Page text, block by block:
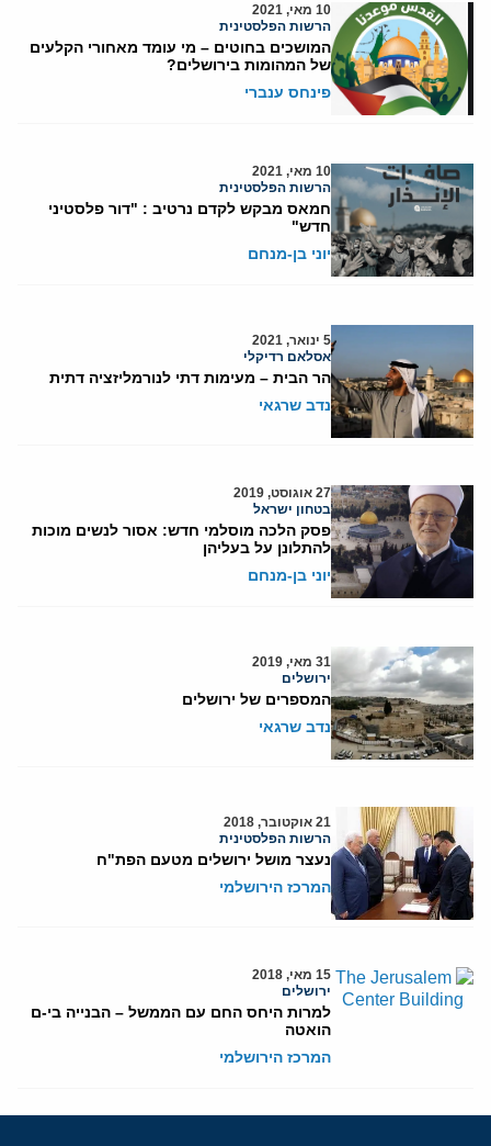
10 מאי, 2021
הרשות הפלסטינית
המושכים בחוטים – מי עומד מאחורי הקלעים
של המהומות בירושלים?
פינחס ענברי
10 מאי, 2021
הרשות הפלסטינית
חמאס מבקש לקדם נרטיב : "דור פלסטיני
חדש"
יוני בן-מנחם
5 ינואר, 2021
אסלאם רדיקלי
הר הבית – מעימות דתי לנורמליזציה דתית
נדב שרגאי
27 אוגוסט, 2019
בטחון ישראל
פסק הלכה מוסלמי חדש: אסור לנשים מוכות
להתלונן על בעליהן
יוני בן-מנחם
31 מאי, 2019
ירושלים
המספרים של ירושלים
נדב שרגאי
21 אוקטובר, 2018
הרשות הפלסטינית
נעצר מושל ירושלים מטעם הפת"ח
המרכז הירושלמי
15 מאי, 2018
ירושלים
למרות היחס החם עם הממשל – הבנייה בי-ם
הואטה
המרכז הירושלמי